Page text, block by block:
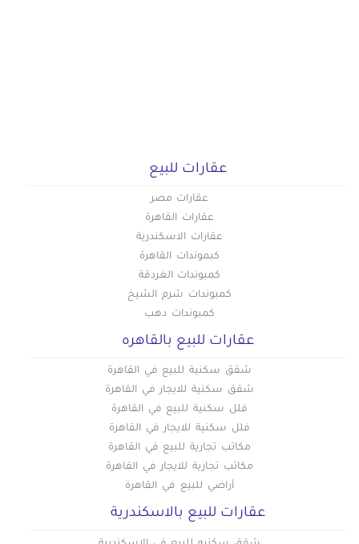
عقارات للبيع
عقارات مصر
عقارات القاهرة
عقارات الاسكندرية
كبموندات القاهرة
كمبوندات الغردقة
كمبوندات شرم الشيخ
كمبوندات دهب
عقارات للبيع بالقاهره
شقق سكنية للبيع في القاهرة
شقق سكنية للايجار في القاهرة
فلل سكنية للبيع في القاهرة
فلل سكنية للايجار في القاهرة
مكاتب تجارية للبيع في القاهرة
مكاتب تجارية للايجار في القاهرة
أراضي للبيع في القاهرة
عقارات للبيع بالاسكندرية